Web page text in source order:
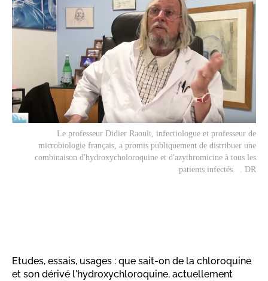
Le professeur Didier Raoult, infectiologue et professeur de
microbiologie français, a promis publiquement de distribuer une
combinaison d'hydroxycholoroquine et d'azythromicine à tous les
patients infectés. . DR
Etudes, essais, usages : que sait-on de la chloroquine
et son dérivé l'hydroxychloroquine, actuellement